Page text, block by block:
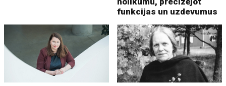
funkcijas un uzdevumus